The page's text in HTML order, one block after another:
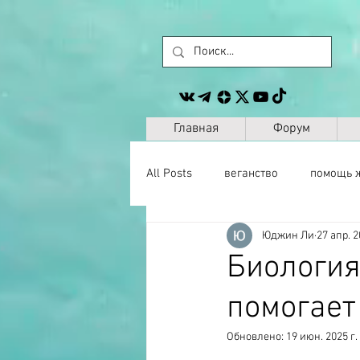
Главная Форум
All Posts веганство помощь
животные сайт другое
антропология
Юджин Ли 27 апр.
Обновлено: 19 июн. 2025 г.